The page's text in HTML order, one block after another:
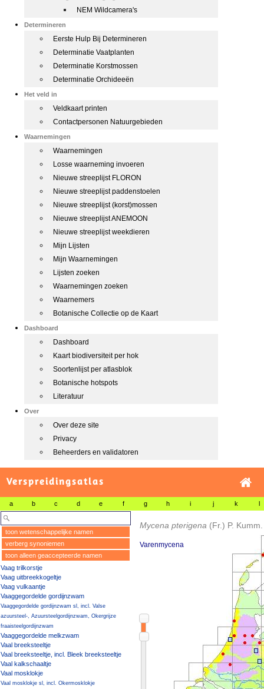
NEM Wildcamera's
Determineren
Eerste Hulp Bij Determineren
Determinatie Vaatplanten
Determinatie Korstmossen
Determinatie Orchideeën
Het veld in
Veldkaart printen
Contactpersonen Natuurgebieden
Waarnemingen
Waarnemingen
Losse waarneming invoeren
Nieuwe streeplijst FLORON
Nieuwe streeplijst paddenstoelen
Nieuwe streeplijst (korst)mossen
Nieuwe streeplijst ANEMOON
Nieuwe streeplijst weekdieren
Mijn Lijsten
Mijn Waarnemingen
Lijsten zoeken
Waarnemingen zoeken
Waarnemers
Botanische Collectie op de Kaart
Dashboard
Dashboard
Kaart biodiversiteit per hok
Soortenlijst per atlasblok
Botanische hotspots
Literatuur
Over
Over deze site
Privacy
Beheerders en validatoren
Verspreidingsatlas
a b c d e f g h i j k l
toon wetenschappelijke namen
verberg synoniemen
toon alleen geaccepteerde namen
Vaag trilkorstje
Vaag uitbreekkogeltje
Vaag vulkaantje
Vaaggegordelde gordijnzwam
Vaaggegordelde gordijnzwam sl, incl. Valse
azuursteel-, Azuursteelgordijnzwam, Okergrijze
fraaisteelgordijnzwam
Vaaggegordelde melkzwam
Vaal breeksteeltje
Vaal breeksteeltje, incl. Bleek breeksteeltje
Vaal kalkschaaltje
Vaal mosklokje
Vaal mosklokje sl, incl. Okermosklokje
Mycena pterigena (Fr.) P. Kumm.
Varenmycena